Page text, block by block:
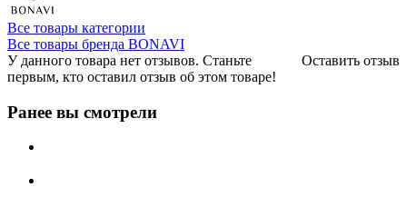
Все товары категории
Все товары бренда BONAVI
Оставить отзыв
У данного товара нет отзывов. Станьте
первым, кто оставил отзыв об этом товаре!
Ранее вы смотрели